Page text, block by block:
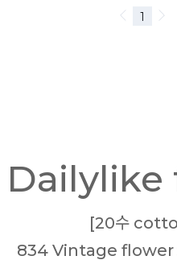
Dailylike
[20수
834 Vintage flower